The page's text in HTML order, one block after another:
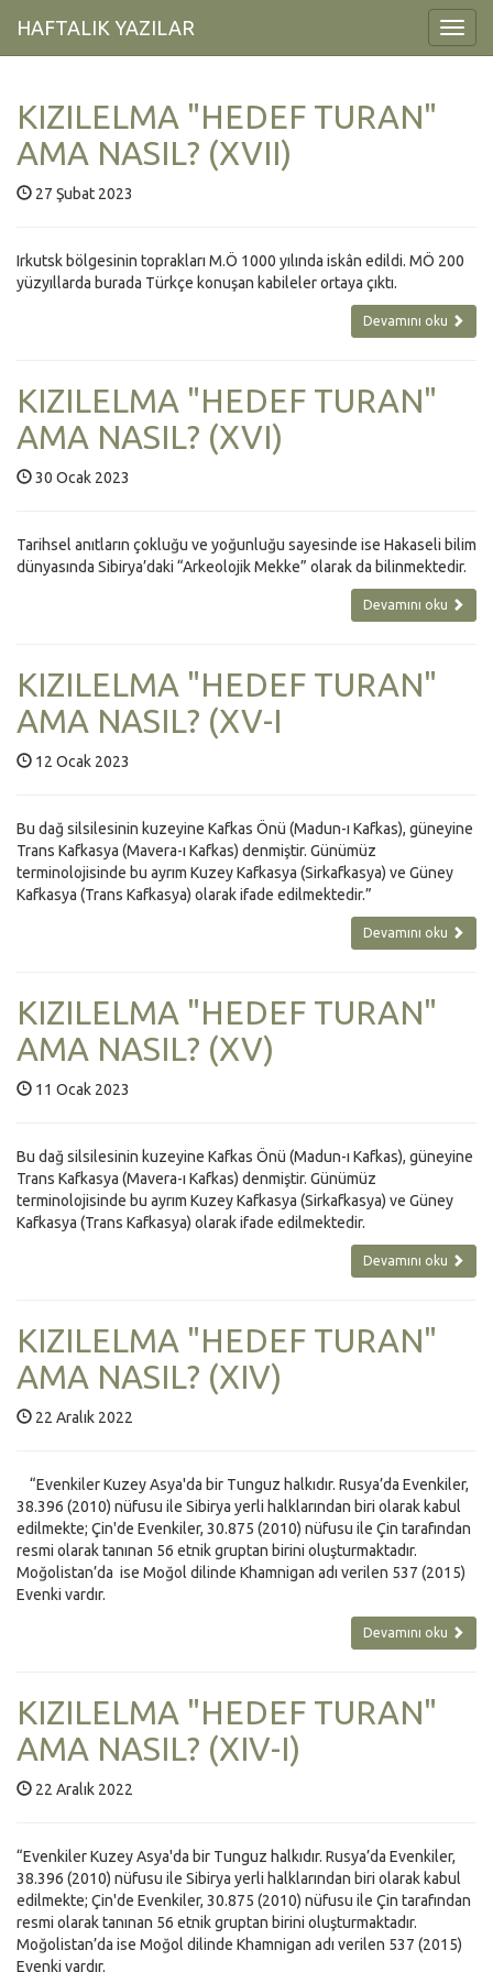
HAFTALIK YAZILAR
KIZILELMA "HEDEF TURAN"
AMA NASIL? (XVII)
27 Şubat 2023
Irkutsk bölgesinin toprakları M.Ö 1000 yılında iskân edildi. MÖ 200
yüzyıllarda burada Türkçe konuşan kabileler ortaya çıktı.
Devamını oku
KIZILELMA "HEDEF TURAN"
AMA NASIL? (XVI)
30 Ocak 2023
Tarihsel anıtların çokluğu ve yoğunluğu sayesinde ise Hakaseli bilim
dünyasında Sibirya’daki “Arkeolojik Mekke” olarak da bilinmektedir.
Devamını oku
KIZILELMA "HEDEF TURAN"
AMA NASIL? (XV-I
12 Ocak 2023
Bu dağ silsilesinin kuzeyine Kafkas Önü (Madun-ı Kafkas), güneyine
Trans Kafkasya (Mavera-ı Kafkas) denmiştir. Günümüz
terminolojisinde bu ayrım Kuzey Kafkasya (Sirkafkasya) ve Güney
Kafkasya (Trans Kafkasya) olarak ifade edilmektedir.”
Devamını oku
KIZILELMA "HEDEF TURAN"
AMA NASIL? (XV)
11 Ocak 2023
Bu dağ silsilesinin kuzeyine Kafkas Önü (Madun-ı Kafkas), güneyine
Trans Kafkasya (Mavera-ı Kafkas) denmiştir. Günümüz
terminolojisinde bu ayrım Kuzey Kafkasya (Sirkafkasya) ve Güney
Kafkasya (Trans Kafkasya) olarak ifade edilmektedir.
Devamını oku
KIZILELMA "HEDEF TURAN"
AMA NASIL? (XIV)
22 Aralık 2022
“Evenkiler Kuzey Asya'da bir Tunguz halkıdır. Rusya’da Evenkiler,
38.396 (2010) nüfusu ile Sibirya yerli halklarından biri olarak kabul
edilmekte; Çin'de Evenkiler, 30.875 (2010) nüfusu ile Çin tarafından
resmi olarak tanınan 56 etnik gruptan birini oluşturmaktadır.
Moğolistan’da ise Moğol dilinde Khamnigan adı verilen 537 (2015)
Evenki vardır.
Devamını oku
KIZILELMA "HEDEF TURAN"
AMA NASIL? (XIV-I)
22 Aralık 2022
“Evenkiler Kuzey Asya'da bir Tunguz halkıdır. Rusya’da Evenkiler,
38.396 (2010) nüfusu ile Sibirya yerli halklarından biri olarak kabul
edilmekte; Çin'de Evenkiler, 30.875 (2010) nüfusu ile Çin tarafından
resmi olarak tanınan 56 etnik gruptan birini oluşturmaktadır.
Moğolistan’da ise Moğol dilinde Khamnigan adı verilen 537 (2015)
Evenki vardır.